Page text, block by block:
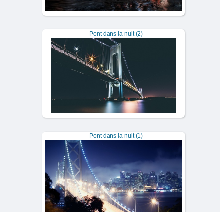
Pont dans la nuit (2)
Pont dans la nuit (1)